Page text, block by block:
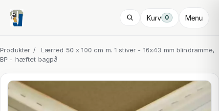
Kurv 0 Menu
Produkter /
Lærred 50 x 100 cm m. 1 stiver - 16x43 mm blindramme,
BP - hæftet bagpå